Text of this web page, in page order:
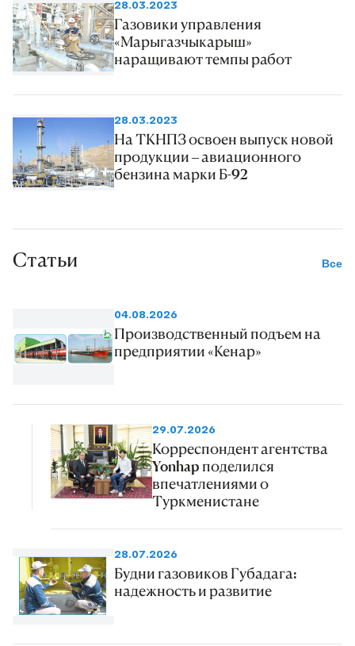
28.03.2023
Газовики управления
«Марыгазчыкарыш»
наращивают темпы работ
28.03.2023
На ТКНПЗ освоен выпуск новой
продукции – авиационного
бензина марки Б-92
Статьи Все
04.08.2026
Производственный подъем на
предприятии «Кенар»
29.07.2026
Корреспондент агентства
Yonhap поделился
впечатлениями о
Туркменистане
28.07.2026
Будни газовиков Губадага:
надежность и развитие